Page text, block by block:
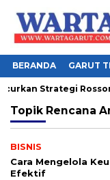
BERANDA GARUT
Strategi
Topik Rencana
BISNIS
Cara Mengelola
Efektif